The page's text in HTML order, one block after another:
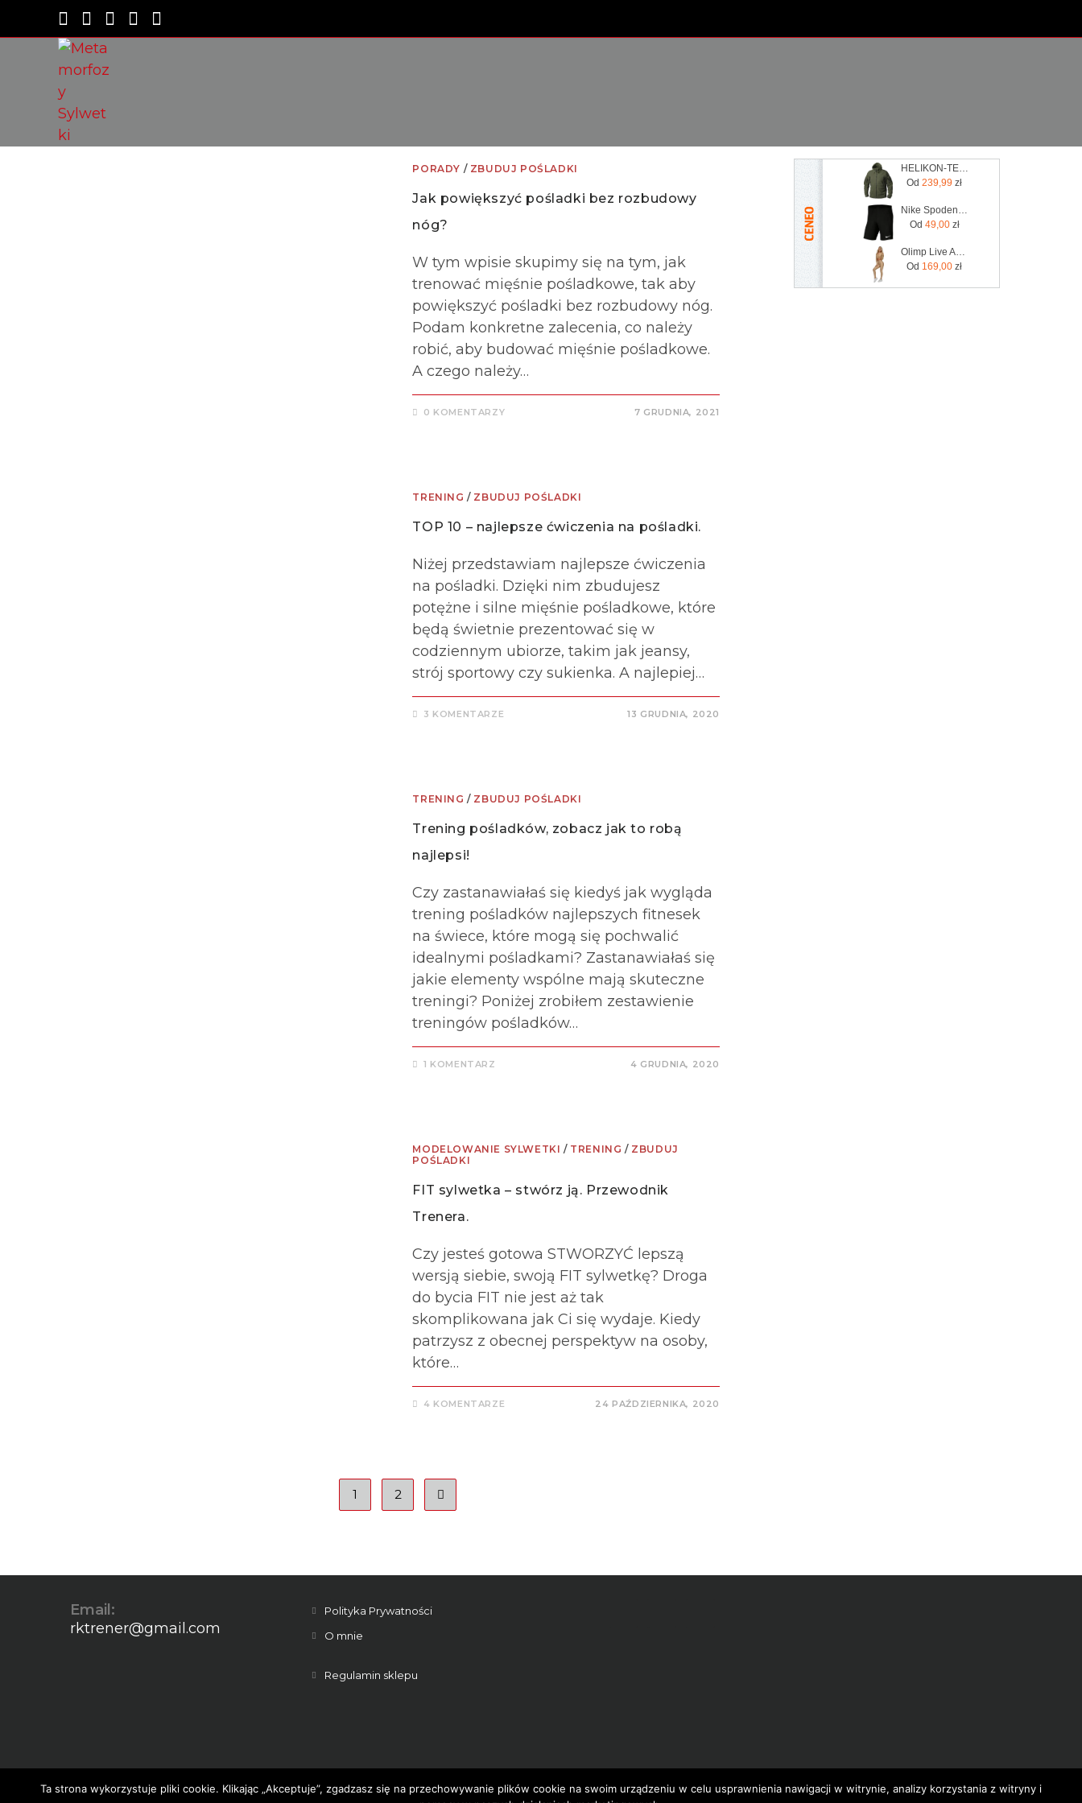
PORADY / ZBUDUJ POŚLADKI
Jak powiększyć pośladki bez rozbudowy
nóg?
W tym wpisie skupimy się na tym, jak
trenować mięśnie pośladkowe, tak aby
powiększyć pośladki bez rozbudowy nóg.
Podam konkretne zalecenia, co należy
robić, aby budować mięśnie pośladkowe.
A czego należy…
0 KOMENTARZY 7 GRUDNIA, 2021
TRENING / ZBUDUJ POŚLADKI
TOP 10 – najlepsze ćwiczenia na pośladki.
Niżej przedstawiam najlepsze ćwiczenia
na pośladki. Dzięki nim zbudujesz
potężne i silne mięśnie pośladkowe, które
będą świetnie prezentować się w
codziennym ubiorze, takim jak jeansy,
strój sportowy czy sukienka. A najlepiej…
3 KOMENTARZE 13 GRUDNIA, 2020
TRENING / ZBUDUJ POŚLADKI
Trening pośladków, zobacz jak to robą
najlepsi!
Czy zastanawiałaś się kiedyś jak wygląda
trening pośladków najlepszych fitnesek
na świece, które mogą się pochwalić
idealnymi pośladkami? Zastanawiałaś się
jakie elementy wspólne mają skuteczne
treningi? Poniżej zrobiłem zestawienie
treningów pośladków…
1 KOMENTARZ 4 GRUDNIA, 2020
MODELOWANIE SYLWETKI / TRENING / ZBUDUJ
POŚLADKI
FIT sylwetka – stwórz ją. Przewodnik
Trenera.
Czy jesteś gotowa STWORZYĆ lepszą
wersją siebie, swoją FIT sylwetkę? Droga
do bycia FIT nie jest aż tak
skomplikowana jak Ci się wydaje. Kiedy
patrzysz z obecnej perspektyw na osoby,
które…
4 KOMENTARZE 24 PAŹDZIERNIKA, 2020
1 2
HELIKON-TEX POLAR HELIKON PATRIOT Z KAPTUREM - OLIVE GREEN
Od 239,99 zł
Nike Spodenki Park Iii Bv6855-010
Od 49,00 zł
Olimp Live And Fight Damskie legginsy Queens Gang Olimp Women's Leggings High Waist XL
Od 169,00 zł
Email:
rktrener@gmail.com
Polityka Prywatności
O mnie
Regulamin sklepu
METAMORFOZY SYLWETKI - RADOSŁAW KOJTA
Ta strona wykorzystuje pliki cookie. Klikając „Akceptuje”, zgadzasz się na przechowywanie plików cookie na swoim urządzeniu w celu usprawnienia nawigacji w witrynie, analizy korzystania z witryny i